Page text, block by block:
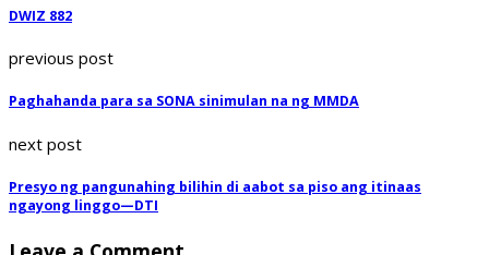
DWIZ 882
previous post
Paghahanda para sa SONA sinimulan na ng MMDA
next post
Presyo ng pangunahing bilihin di aabot sa piso ang itinaas
ngayong linggo—DTI